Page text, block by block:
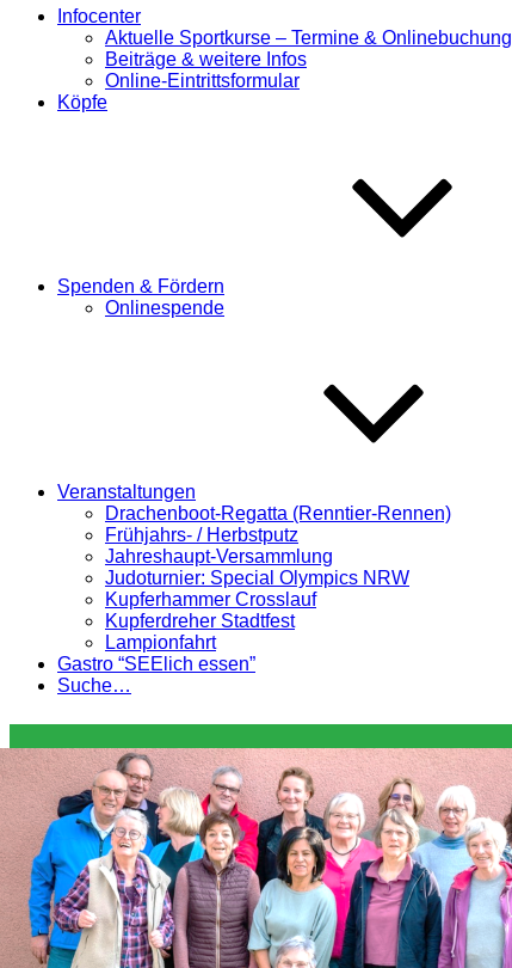
Infocenter
Aktuelle Sportkurse – Termine & Onlinebuchung
Beiträge & weitere Infos
Online-Eintrittsformular
Köpfe
Spenden & Fördern
Onlinespende
Veranstaltungen
Drachenboot-Regatta (Renntier-Rennen)
Frühjahrs- / Herbstputz
Jahreshaupt-Versammlung
Judoturnier: Special Olympics NRW
Kupferhammer Crosslauf
Kupferdreher Stadtfest
Lampionfahrt
Gastro “SEElich essen”
Suche…